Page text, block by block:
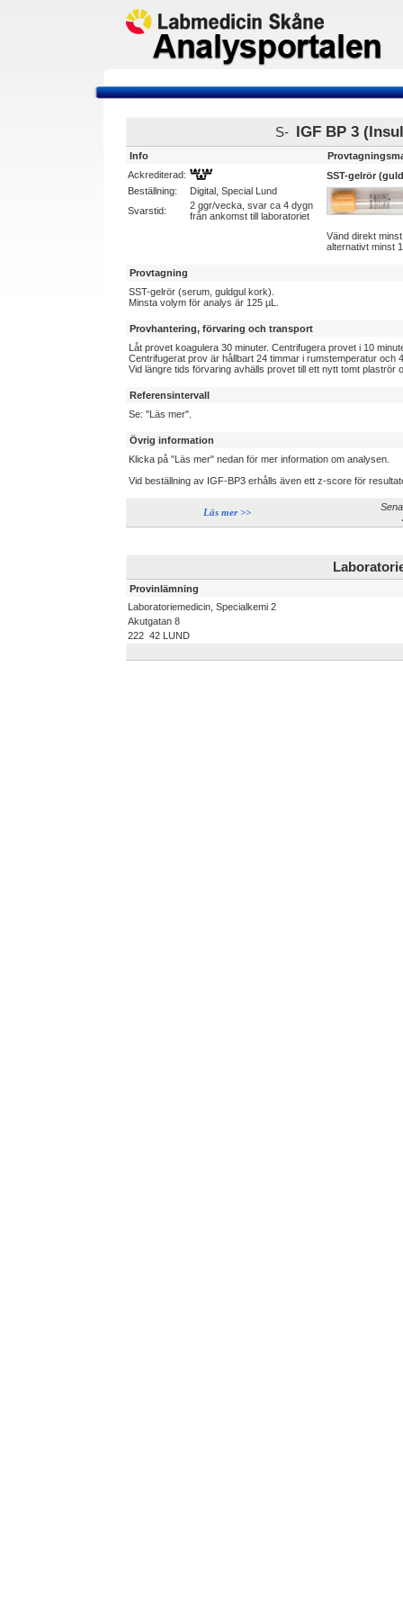
S- IGF BP 3
Info
Ackrediterad:
Beställning:
Digital, Special Lund
Svarstid:
2 ggr/vecka, svar ca 4 dygn
från ankomst till laboratoriet
SST-gelrör
Vänd direkt
alternativt minst
Provtagning
SST-gelrör (serum, guldgul kork).
Minsta volym för analys är 125 µL.
Provhantering, förvaring och transport
Låt provet koagulera 30 minuter. Centrifugera provet i 10
Centrifugerat prov är hållbart 24 timmar i rumstemperatur och
Vid längre tids förvaring avhälls provet till ett nytt tomt plaströr
Referensintervall
Se: "Läs mer".
Övrig information
Klicka på "Läs mer" nedan för mer information om analysen.
Vid beställning av IGF-BP3 erhålls även ett z-score för
Läs mer >>
Provinlämning
Laboratoriemedicin, Specialkemi 2
Akutgatan 8
222 42 LUND